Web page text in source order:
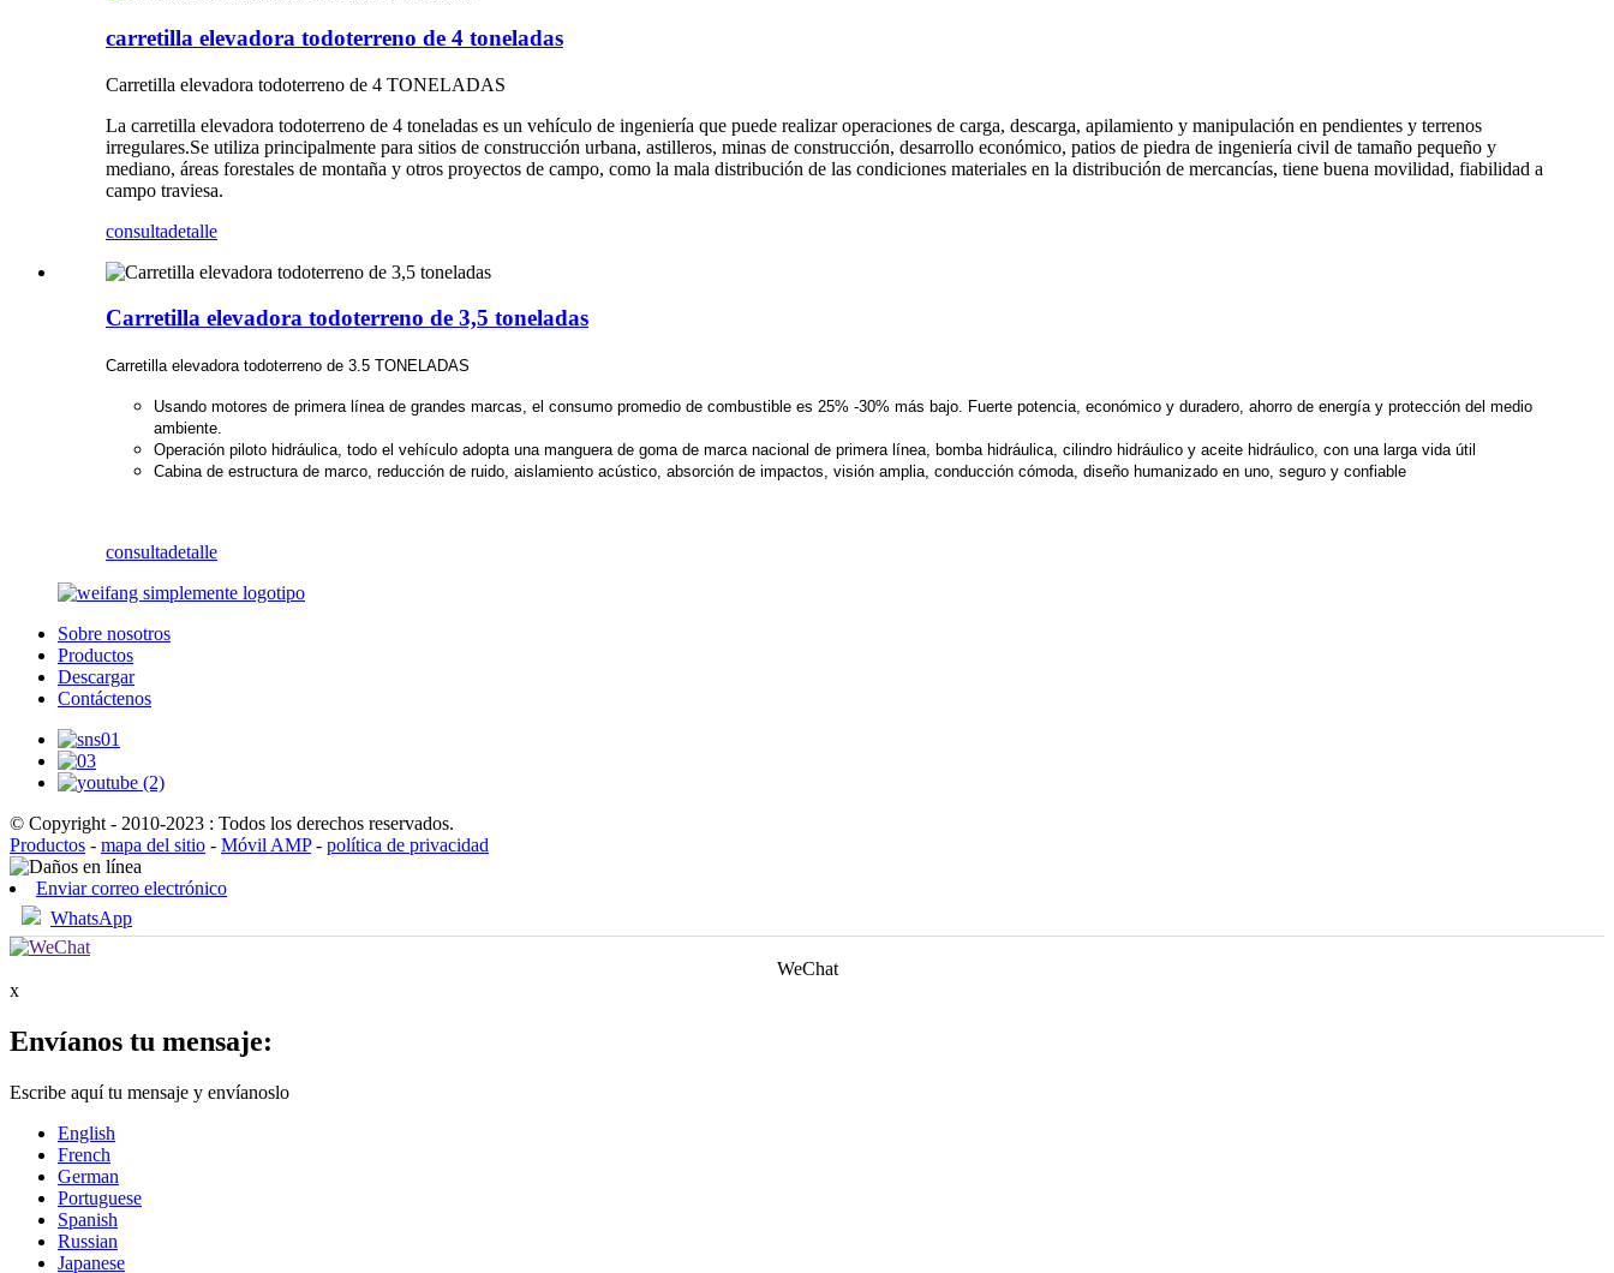
carretilla elevadora todoterreno de 4 toneladas
Carretilla elevadora todoterreno de 4 TONELADAS
La carretilla elevadora todoterreno de 4 toneladas es un vehículo de ingeniería que puede realizar operaciones de carga, descarga, apilamiento y manipulación en pendientes y terrenos
irregulares.Se utiliza principalmente para sitios de construcción urbana, astilleros, minas de construcción, desarrollo económico, patios de piedra de ingeniería civil de tamaño pequeño y
mediano, áreas forestales de montaña y otros proyectos de campo, como la mala distribución de las condiciones materiales en la distribución de mercancías, tiene buena movilidad, fiabilidad a
campo traviesa.
consultadetalle
Carretilla elevadora todoterreno de 3,5 toneladas
Carretilla elevadora todoterreno de 3.5 TONELADAS
Usando motores de primera línea de grandes marcas, el consumo promedio de combustible es 25% -30% más bajo. Fuerte potencia, económico y duradero, ahorro de energía y protección del medio
ambiente.
Operación piloto hidráulica, todo el vehículo adopta una manguera de goma de marca nacional de primera línea, bomba hidráulica, cilindro hidráulico y aceite hidráulico, con una larga vida útil
Cabina de estructura de marco, reducción de ruido, aislamiento acústico, absorción de impactos, visión amplia, conducción cómoda, diseño humanizado en uno, seguro y confiable
consultadetalle
Sobre nosotros
Productos
Descargar
Contáctenos
© Copyright - 2010-2023 : Todos los derechos reservados.
Productos - mapa del sitio - Móvil AMP- política de privacidad
Enviar correo electrónico
WhatsApp
WeChat
x
Envíanos tu mensaje:
Escribe aquí tu mensaje y envíanoslo
English
French
German
Portuguese
Spanish
Russian
Japanese